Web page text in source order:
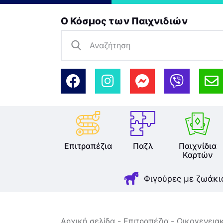
Ο Κόσμος των Παιχνιδιών
Επιτραπέζια Παζλ
Παιχνίδια
Καρτών
Φιγούρες με
Αρχική σελίδα Επιτραπέζια